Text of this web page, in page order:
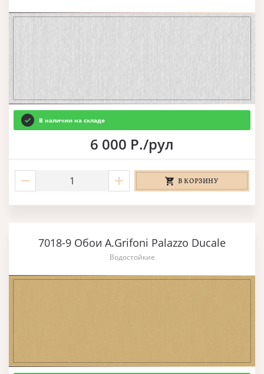
В наличии на складе
6 000 Р./рул
В КОРЗИНУ
7018-9 Обои A.Grifoni Palazzo Ducale
Водостойкие